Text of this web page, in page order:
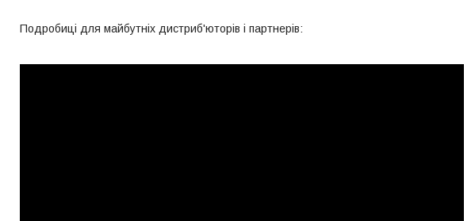
Подробиці для майбутніх дистриб'юторів і партнерів: